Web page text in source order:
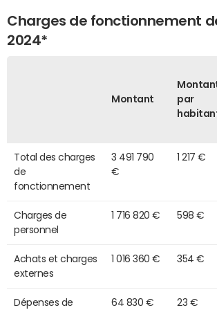
Charges de fonctionnement
2024*
Montant
par
Total des charges
de
fonctionnement
3 491 790
€
1 217 €
Charges de
personnel
1 716 820 € 598 €
Achats et charges
externes
1 016 360 € 354 €
Dépenses de 64 830 € 23 €